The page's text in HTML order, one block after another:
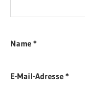
Name*
E-Mail-Adresse*